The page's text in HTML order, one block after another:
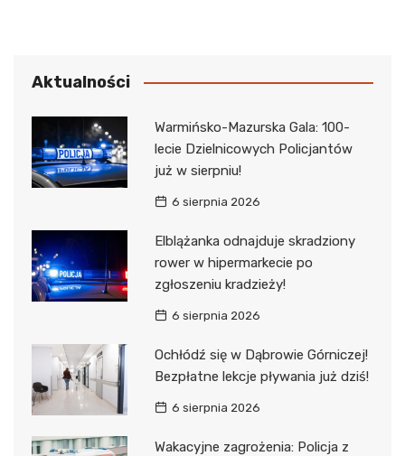
Aktualności
Warmińsko-Mazurska Gala: 100-
lecie Dzielnicowych Policjantów
już w sierpniu!
6 sierpnia 2026
Elblążanka odnajduje skradziony
rower w hipermarkecie po
zgłoszeniu kradzieży!
6 sierpnia 2026
Ochłódź się w Dąbrowie Górniczej!
Bezpłatne lekcje pływania już dziś!
6 sierpnia 2026
Wakacyjne zagrożenia: Policja z